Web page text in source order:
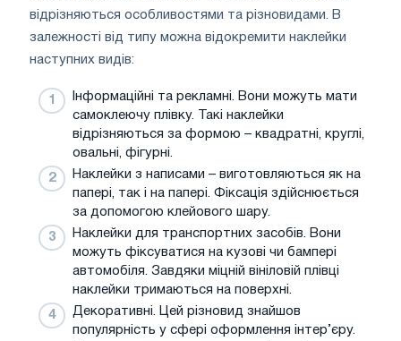
відрізняються особливостями та різновидами. В
залежності від типу можна відокремити наклейки
наступних видів:
Інформаційні та рекламні. Вони можуть мати
самоклеючу плівку. Такі наклейки
відрізняються за формою – квадратні, круглі,
овальні, фігурні.
Наклейки з написами – виготовляються як на
папері, так і на папері. Фіксація здійснюється
за допомогою клейового шару.
Наклейки для транспортних засобів. Вони
можуть фіксуватися на кузові чи бампері
автомобіля. Завдяки міцній вініловій плівці
наклейки тримаються на поверхні.
Декоративні. Цей різновид знайшов
популярність у сфері оформлення інтер’єру.